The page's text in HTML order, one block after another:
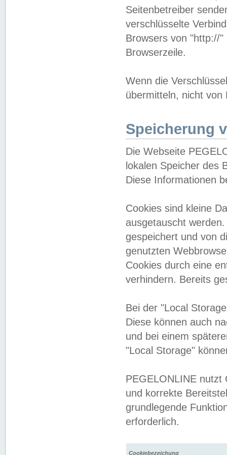
Seitenbetreiber
verschlüsselte
Browsers von "http://
Browserzeile.
Wenn die
übermitteln, nicht von
Speicherung
Die Webseite
lokalen Speicher des
Diese Informationen
Cookies sind kleine
ausgetauscht
gespeichert und von
genutzten
Cookies durch eine
verhindern. Bereits
Bei der "Local
Diese können auch
und bei einem
"Local Storage"
PEGELONLINE nutzt
und korrekte
grundlegende
erforderlich.
Cookiebezeichung